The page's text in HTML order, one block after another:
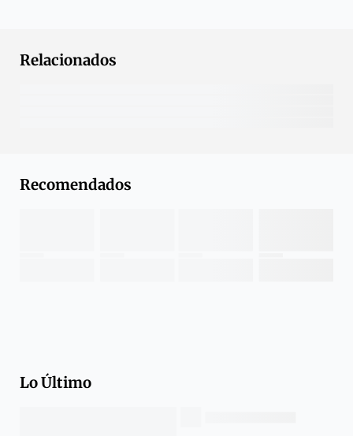
Relacionados
Recomendados
Lo Último